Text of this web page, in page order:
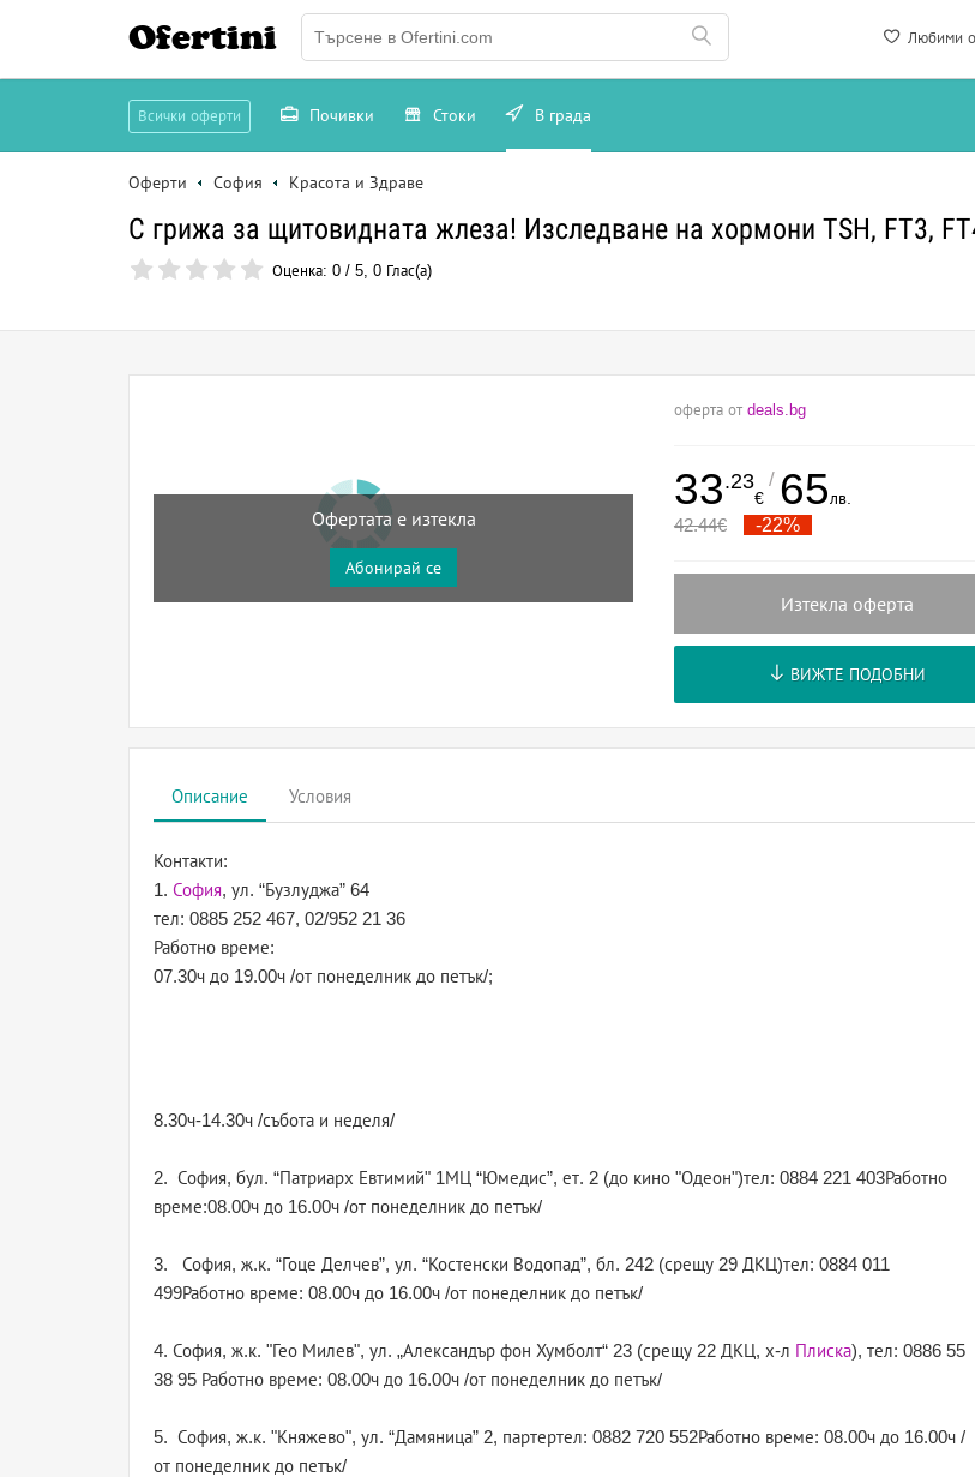
Любими
Ofertini
Всички оферти Почивки Стоки В града
Оферти София Красота и Здраве
С грижа за щитовидната жлеза! Изследване на хормони TSH, FT3,
Оценка: 0 / 5, 0 Глас(а)
Офертата е изтекла
Абонирай се
оферта от deals.bg
33.23
€
/ 65лв.
42.44€ -22%
Изтекла оферта
ВИЖТЕ ПОДОБНИ
Описание Условия
Контакти:
1. София, ул. “Бузлуджа” 64
тел: 0885 252 467, 02/952 21 36
Работно време:
07.30ч до 19.00ч /от понеделник до петък/;
8.30ч-14.30ч /събота и неделя/
2. София, бул. “Патриарх Евтимий" 1МЦ “Юмедис”, ет. 2 (до кино "Одеон")тел: 0884 221 403Работно
време:08.00ч до 16.00ч /от понеделник до петък/
3. София, ж.к. “Гоце Делчев”, ул. “Костенски Водопад”, бл. 242 (срещу 29 ДКЦ)тел: 0884 011
499Работно време: 08.00ч до 16.00ч /от понеделник до петък/
4. София, ж.к. "Гео Милев", ул. „Александър фон Хумболт“ 23 (срещу 22 ДКЦ, х-л Плиска), тел: 0886 55
38 95 Работно време: 08.00ч до 16.00ч /от понеделник до петък/
5. София, ж.к. "Княжево", ул. “Дамяница” 2, партертел: 0882 720 552Работно време: 08.00ч до 16.00ч /
от понеделник до петък/